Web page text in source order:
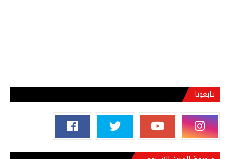
تابعونا